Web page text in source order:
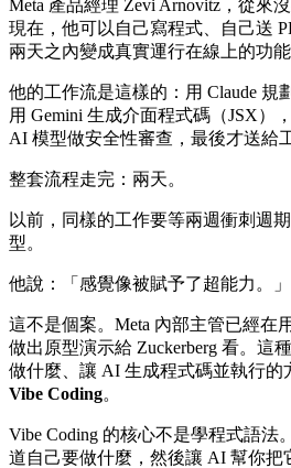
Meta 產品經理 Zevi Arnovitz，從來
現在，他可以自己寫程式、自己送
兩天之內變成真實運行在線上的功能
他的工作流是這樣的：用 Claude 規
用 Gemini 生成介面程式碼（JSX）
AI 模型做安全性審查，最後才送給
整套流程走完：兩天。
以前，同樣的工作要等兩週衝刺週
型。
他說：「感覺像被賦予了超能力。」
這不是個案。Meta 內部主管已經在
做出原型演示給 Zuckerberg 看。這
做什麼、讓 AI 生成程式碼並執行的
Vibe Coding。
Vibe Coding 的核心不是學程式語法
道自己要做什麼，然後讓 AI 幫你把